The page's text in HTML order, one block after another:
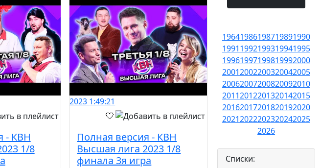
- КВН
1/8
2023 1:49:21
Полная версия - КВН
Высшая лига 2023 1/8
финала 3я игра
19641986198719891990
19911992199319941995
19961997199819992000
20012002200320042005
20062007200820092010
20112012201320142015
20162017201820192020
20212022202320242025
2026
Списки: